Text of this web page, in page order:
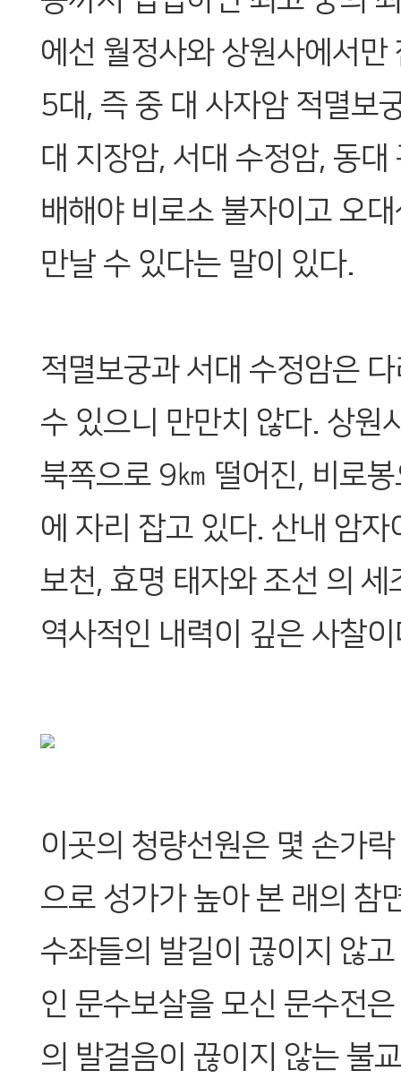
에선 월정사와 상원사에서만
5대, 즉 중 대 사자암 적멸보
대 지장암, 서대 수정암, 동대
배해야 비로소 불자이고 오
만날 수 있다는 말이 있다.
적멸보궁과 서대 수정암은
수 있으니 만만치 않다. 상원
북쪽으로 9㎞ 떨어진, 비로
에 자리 잡고 있다. 산내 암
보천, 효명 태자와 조선 의
역사적인 내력이 깊은 사찰
이곳의 청량선원은 몇 손가
으로 성가가 높아 본 래의 참
수좌들의 발길이 끊이지 않
인 문수보살을 모신 문수전
의 발걸음이 끊이지 않는 불